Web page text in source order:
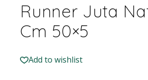
Runner Juta
Cm 50×5
Add to wishlist